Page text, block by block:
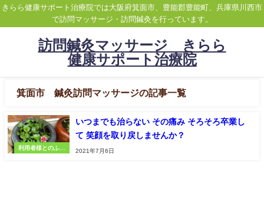
きらら健康サポート治療院では大阪府箕面市、豊能郡豊能町、兵庫県川西市
で訪問マッサージ・訪問鍼灸を行っています。
訪問鍼灸マッサージ きらら
健康サポート治療院
箕面市 鍼灸訪問マッサージの記事一覧
利用者様とのふれ
いつまでも治らない その痛み そろそろ卒業し
て 笑顔を取り戻しませんか？
2021年7月6日